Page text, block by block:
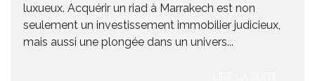
luxueux. Acquérir un riad à Marrakech est non
seulement un investissement immobilier judicieux,
mais aussi une plongée dans un univers...